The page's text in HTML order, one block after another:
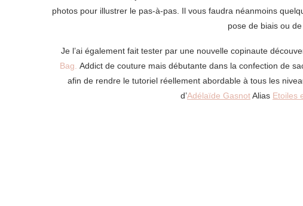
photos pour illustrer le pas-à-pas. Il vous faudra néanmoins
pose de biais ou de
Je l’ai également fait tester par une nouvelle copinaute
Bag. Addict de couture mais débutante dans la confection de
afin de rendre le tutoriel réellement abordable à tous les
d’Adélaïde GasnotAlias Etoiles